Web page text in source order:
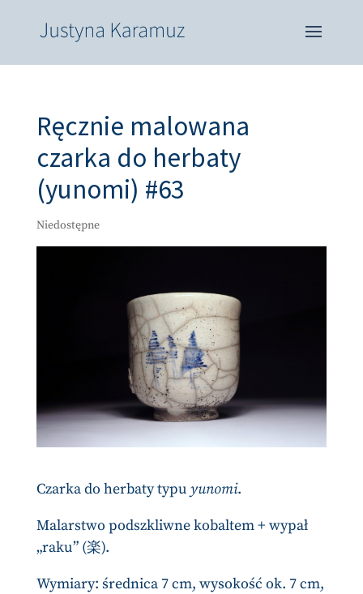
Ręcznie malowana
czarka do herbaty
(yunomi) #63
Niedostępne
Czarka do herbaty typu yunomi.
Malarstwo podszkliwne kobaltem + wypał
„raku” (楽).
Wymiary: średnica 7 cm, wysokość ok. 7 cm,